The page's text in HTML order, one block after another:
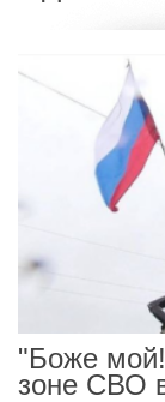
"Боже
зоне СВО